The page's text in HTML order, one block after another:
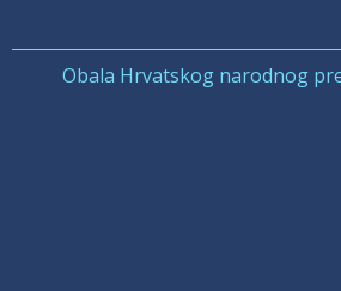
Obala Hrvatskog narodnog